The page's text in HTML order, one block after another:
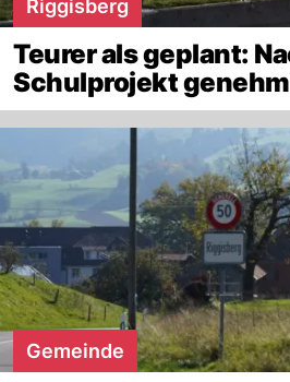
Riggisberg
Teurer als geplant:
Schulprojekt
Gemeinde